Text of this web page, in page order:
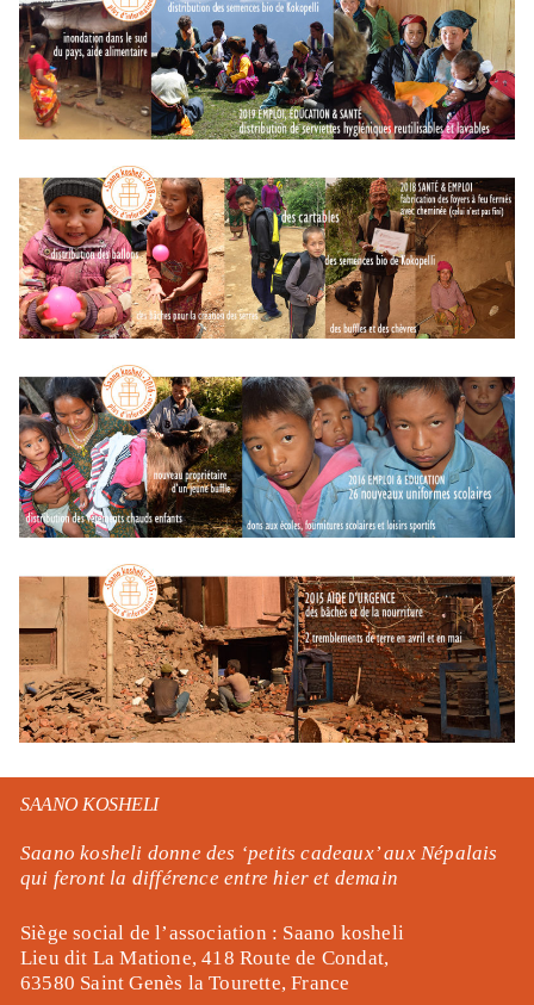
SAANO KOSHELI
Saano kosheli donne des ‘petits cadeaux’ aux Népalais
qui feront la différence entre hier et demain
Siège social de l’association : Saano kosheli
Lieu dit La Matione, 418 Route de Condat,
63580 Saint Genès la Tourette, France